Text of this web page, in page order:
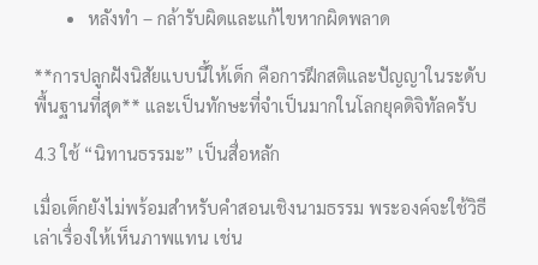
หลังทำ – กล้ารับผิดและแก้ไขหากผิดพลาด
**การปลูกฝังนิสัยแบบนี้ให้เด็ก คือการฝึกสติและปัญญาในระดับ
พื้นฐานที่สุด** และเป็นทักษะที่จำเป็นมากในโลกยุคดิจิทัลครับ
4.3 ใช้ “นิทานธรรมะ” เป็นสื่อหลัก
เมื่อเด็กยังไม่พร้อมสำหรับคำสอนเชิงนามธรรม พระองค์จะใช้วิธี
เล่าเรื่องให้เห็นภาพแทน เช่น